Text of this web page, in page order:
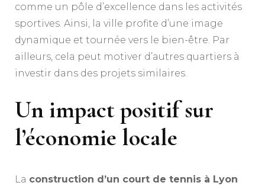
comme un pôle d’excellence dans les activités
sportives. Ainsi, la ville profite d’une image
dynamique et tournée vers le bien-être. Par
ailleurs, cela peut motiver d’autres quartiers à
investir dans des projets similaires.
Un impact positif sur
l’économie locale
La construction d’un court de tennis à Lyon